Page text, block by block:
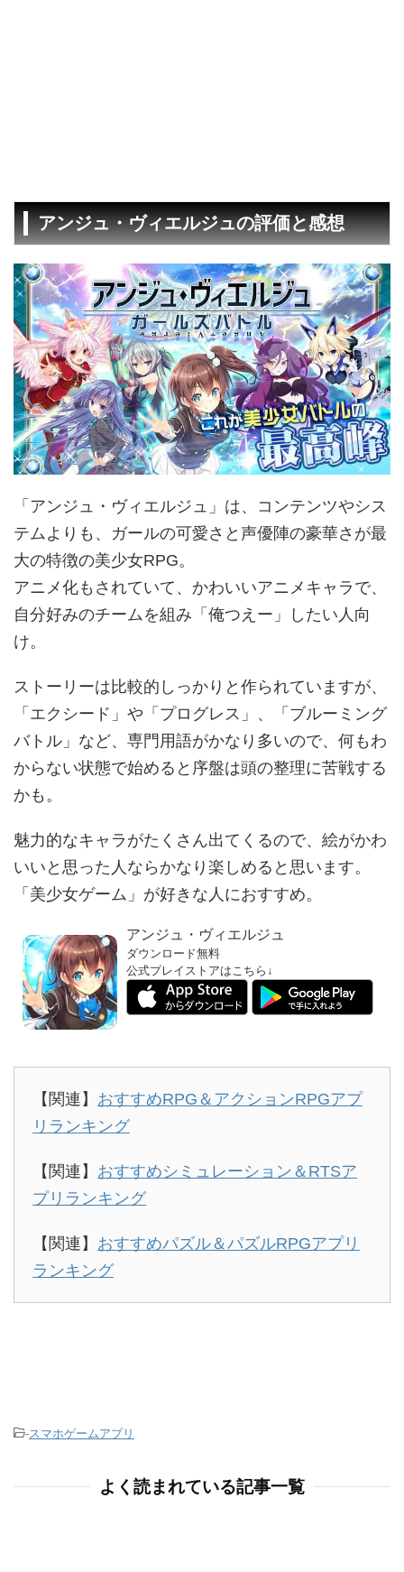
アンジュ・ヴィエルジュの評価と感想
「アンジュ・ヴィエルジュ」は、コンテンツやシス
テムよりも、ガールの可愛さと声優陣の豪華さが最
大の特徴の美少女RPG。
アニメ化もされていて、かわいいアニメキャラで、
自分好みのチームを組み「俺つえー」したい人向
け。
ストーリーは比較的しっかりと作られていますが、
「エクシード」や「プログレス」、「ブルーミング
バトル」など、専門用語がかなり多いので、何もわ
からない状態で始めると序盤は頭の整理に苦戦する
かも。
魅力的なキャラがたくさん出てくるので、絵がかわ
いいと思った人ならかなり楽しめると思います。
「美少女ゲーム」が好きな人におすすめ。
アンジュ・ヴィエルジュ
ダウンロード無料
公式プレイストアはこちら↓
【関連】 おすすめRPG＆アクションRPGアプ
リランキング
【関連】 おすすめシミュレーション＆RTSア
プリランキング
【関連】 おすすめパズル＆パズルRPGアプリ
ランキング
-スマホゲームアプリ
よく読まれている記事一覧